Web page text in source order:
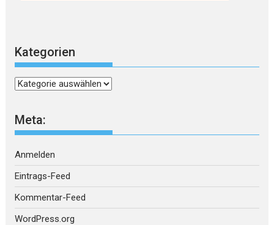
Kategorien
Kategorien
Meta:
Anmelden
Eintrags-Feed
Kommentar-Feed
WordPress.org